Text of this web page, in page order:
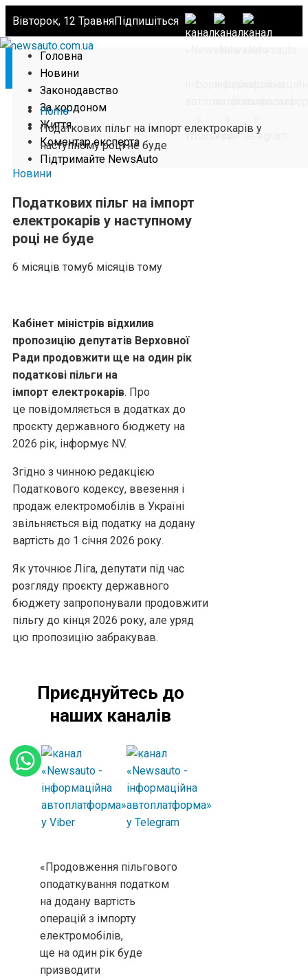
Вівторок, 12 ТравняПідпишіться
Головна
Новини
Законодавство
За кордоном
Життя
Коментар експерта
Підтримайте NewsAuto
Home
Податкових пільг на імпорт електрокарів у
наступному році не буде
Новини
Податкових пільг на імпорт
електрокарів у наступному
році не буде
6 місяців тому6 місяців тому
Кабінет міністрів відхилив
пропозицію депутатів Верховної
Ради продовжити ще на один рік
податкові пільги на
імпорт електрокарів. Про
це повідомляється в додатках до
проєкту державного бюджету на
2026 рік, інформує NV.
Згідно з чинною редакцією
Податкового кодексу, ввезення і
продаж електромобілів в Україні
звільняється від податку на додану
вартість до 1 січня 2026 року.
Як уточнює Ліга, депутати під час
розгляду проєкту державного
бюджету запропонували продовжити
пільгу до кінця 2026 року, але уряд
цю пропозицію забракував.
Приєднуйтесь до
наших каналів
«Продовження пільгового
оподаткування податком
на додану вартість
операцій з імпорту
електромобілів,
ще на один рік буде
призводити